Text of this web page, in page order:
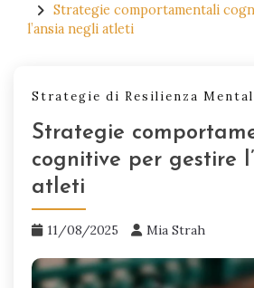
contentStrategie comportamentali
l’ansia negli atleti
Strategie di Resilienza
Strategie
cognitive per gestire
atleti
11/08/2025 Mia Strah